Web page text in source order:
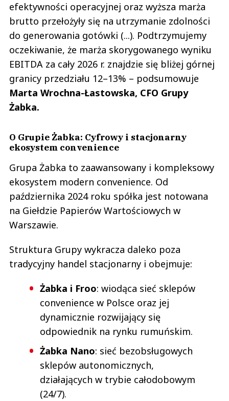
efektywności operacyjnej oraz wyższa marża
brutto przełożyły się na utrzymanie zdolności
do generowania gotówki (...). Podtrzymujemy
oczekiwanie, że marża skorygowanego wyniku
EBITDA za cały 2026 r. znajdzie się bliżej górnej
granicy przedziału 12–13% – podsumowuje
Marta Wrochna-Łastowska, CFO Grupy
Żabka.
O Grupie Żabka: Cyfrowy i stacjonarny
ekosystem convenience
Grupa Żabka to zaawansowany i kompleksowy
ekosystem modern convenience. Od
października 2024 roku spółka jest notowana
na Giełdzie Papierów Wartościowych w
Warszawie.
Struktura Grupy wykracza daleko poza
tradycyjny handel stacjonarny i obejmuje:
Żabka i Froo: wiodąca sieć sklepów
convenience w Polsce oraz jej
dynamicznie rozwijający się
odpowiednik na rynku rumuńskim.
Żabka Nano: sieć bezobsługowych
sklepów autonomicznych,
działających w trybie całodobowym
(24/7).